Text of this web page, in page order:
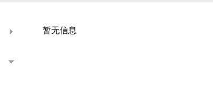
暂无信息